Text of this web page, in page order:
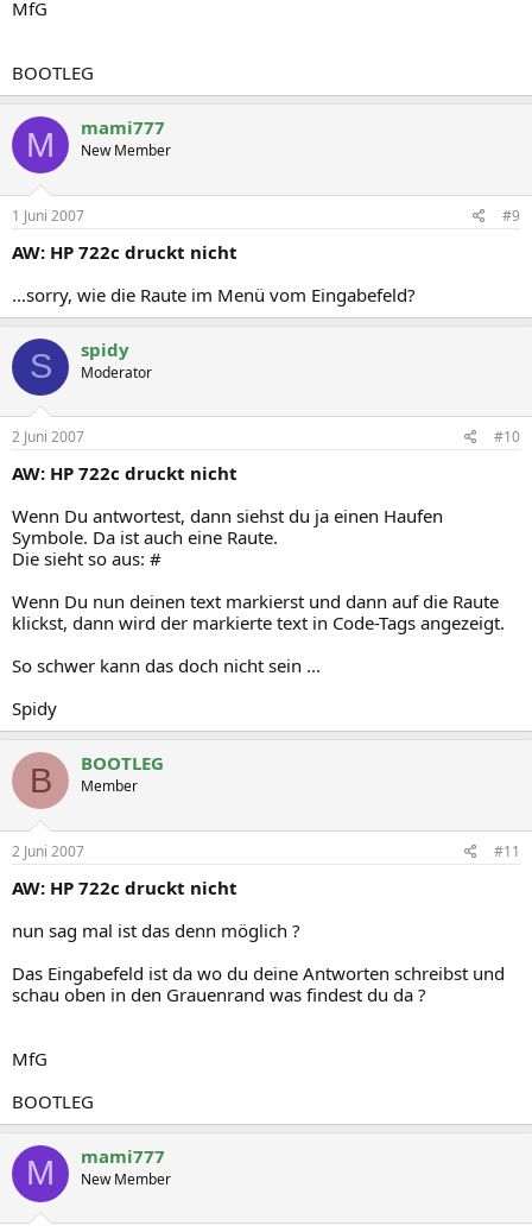
MfG
BOOTLEG
M mami777
New Member
1 Juni 2007 #9
AW: HP 722c druckt nicht
...sorry, wie die Raute im Menü vom Eingabefeld?
S spidy
Moderator
2 Juni 2007 #10
AW: HP 722c druckt nicht
Wenn Du antwortest, dann siehst du ja einen Haufen
Symbole. Da ist auch eine Raute.
Die sieht so aus: #
Wenn Du nun deinen text markierst und dann auf die Raute
klickst, dann wird der markierte text in Code-Tags angezeigt.
So schwer kann das doch nicht sein ...
Spidy
B BOOTLEG
Member
2 Juni 2007 #11
AW: HP 722c druckt nicht
nun sag mal ist das denn möglich ?
Das Eingabefeld ist da wo du deine Antworten schreibst und
schau oben in den Grauenrand was findest du da ?
MfG
BOOTLEG
M mami777
New Member